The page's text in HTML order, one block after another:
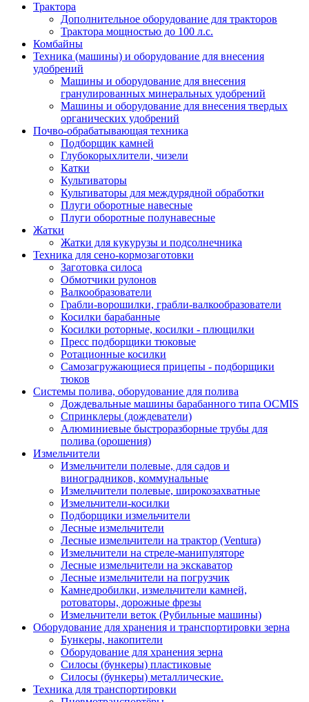
Трактора
Дополнительное оборудование для тракторов
Трактора мощностью до 100 л.с.
Комбайны
Техника (машины) и оборудование для внесения
удобрений
Машины и оборудование для внесения
гранулированных минеральных удобрений
Машины и оборудование для внесения твердых
органических удобрений
Почво-обрабатывающая техника
Подборщик камней
Глубокорыхлители, чизели
Катки
Культиваторы
Культиваторы для междурядной обработки
Плуги оборотные навесные
Плуги оборотные полунавесные
Жатки
Жатки для кукурузы и подсолнечника
Техника для сено-кормозаготовки
Заготовка силоса
Обмотчики рулонов
Валкообразователи
Грабли-ворошилки, грабли-валкообразователи
Косилки барабанные
Косилки роторные, косилки - плющилки
Пресс подборщики тюковые
Ротационные косилки
Самозагружающиеся прицепы - подборщики
тюков
Системы полива, оборудование для полива
Дождевальные машины барабанного типа OCMIS
Спринклеры (дождеватели)
Алюминиевые быстроразборные трубы для
полива (орошения)
Измельчители
Измельчители полевые, для садов и
виноградников, коммунальные
Измельчители полевые, широкозахватные
Измельчители-косилки
Подборщики измельчители
Лесные измельчители
Лесные измельчители на трактор (Ventura)
Измельчители на стреле-манипуляторе
Лесные измельчители на экскаватор
Лесные измельчители на погрузчик
Камнедробилки, измельчители камней,
ротоваторы, дорожные фрезы
Измельчители веток (Рубильные машины)
Оборудование для хранения и транспортировки зерна
Бункеры, накопители
Оборудование для хранения зерна
Силосы (бункеры) пластиковые
Силосы (бункеры) металлические.
Техника для транспортировки